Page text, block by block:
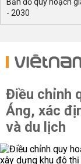
Bản đồ quy hoạch
- 2030
Điều chỉnh
Áng, xác
và du lịch